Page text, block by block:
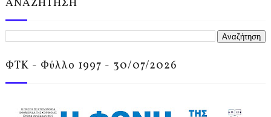
ΑΝΑΖΗΤΗΣΗ
ΦΤΚ - Φύλλο 1997 - 30/07/2026